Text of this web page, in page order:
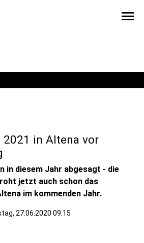
menu
2021 in Altena vor
in diesem Jahr abgesagt - die
jetzt auch schon das
im kommenden Jahr.
27.06.2020 09:15